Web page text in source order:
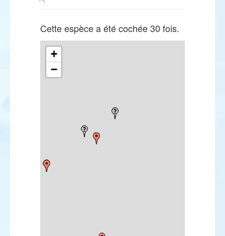
Cette espèce a été cochée 30 fois.
+
−